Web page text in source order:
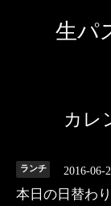
生パ
カレ
ランチ 2016-06-
本日の日替わ